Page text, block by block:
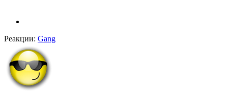
Реакции: Gang